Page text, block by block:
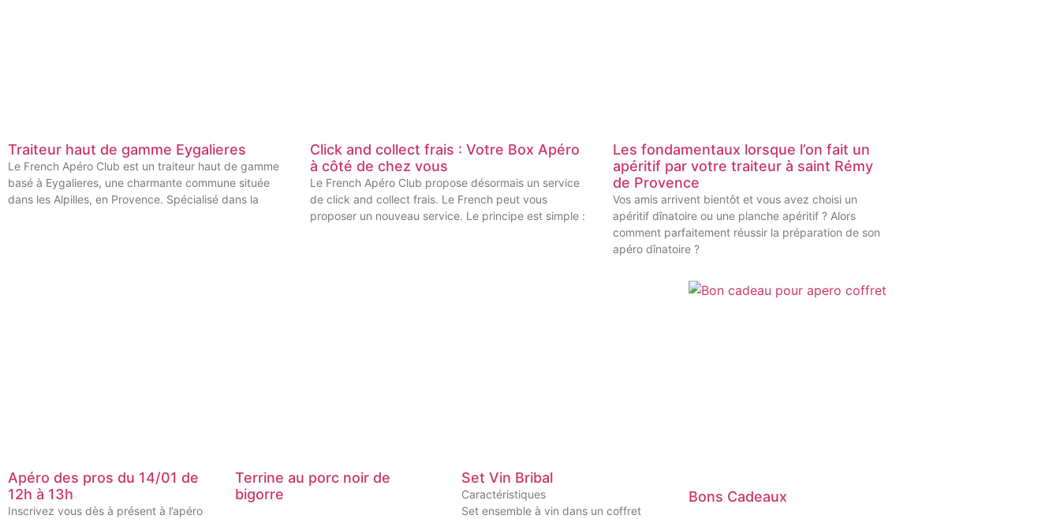
Traiteur haut de gamme Eygalieres
Le French Apéro Club est un traiteur haut de gamme
basé à Eygalieres, une charmante commune située
dans les Alpilles, en Provence. Spécialisé dans la
Click and collect frais : Votre Box Apéro
à côté de chez vous
Le French Apéro Club propose désormais un service
de click and collect frais. Le French peut vous
proposer un nouveau service. Le principe est simple :
Les fondamentaux lorsque l’on fait un
apéritif par votre traiteur à saint Rémy
de Provence
Vos amis arrivent bientôt et vous avez choisi un
apéritif dînatoire ou une planche apéritif ? Alors
comment parfaitement réussir la préparation de son
apéro dînatoire ?
Apéro des pros du 14/01 de
12h à 13h
Inscrivez vous dès à présent à l’apéro
Terrine au porc noir de
bigorre
Set Vin Bribal
Caractéristiques
Set ensemble à vin dans un coffret
Bons Cadeaux